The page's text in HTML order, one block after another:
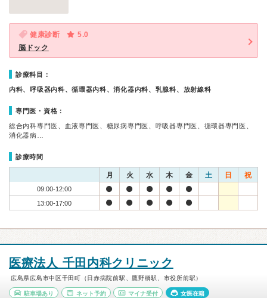
健康診断
5.0
脳ドック
診療科目：
内科、呼吸器内科、循環器内科、消化器内科、乳腺科、放射線科
専門医・資格：
総合内科専門医、血液専門医、糖尿病専門医、呼吸器専門医、循環器専門医、
消化器病…
診療時間
月 火 水 木 金 土 日 祝
09:00-12:00
13:00-17:00
医療法人 千田内科クリニック
広島県広島市中区千田町（日赤病院前駅、鷹野橋駅、市役所前駅）
駐車場あり ネット予約 マイナ受付 女医在籍